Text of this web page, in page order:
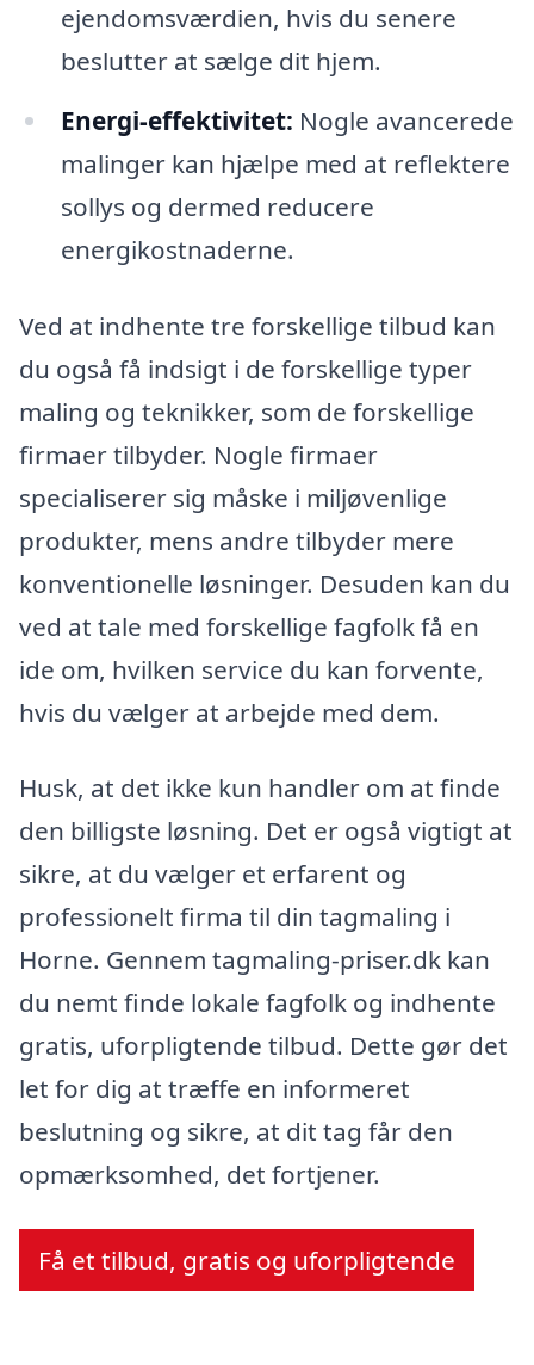
ejendomsværdien, hvis du senere
beslutter at sælge dit hjem.
Energi-effektivitet: Nogle avancerede
malinger kan hjælpe med at reflektere
sollys og dermed reducere
energikostnaderne.
Ved at indhente tre forskellige tilbud kan
du også få indsigt i de forskellige typer
maling og teknikker, som de forskellige
firmaer tilbyder. Nogle firmaer
specialiserer sig måske i miljøvenlige
produkter, mens andre tilbyder mere
konventionelle løsninger. Desuden kan du
ved at tale med forskellige fagfolk få en
ide om, hvilken service du kan forvente,
hvis du vælger at arbejde med dem.
Husk, at det ikke kun handler om at finde
den billigste løsning. Det er også vigtigt at
sikre, at du vælger et erfarent og
professionelt firma til din tagmaling i
Horne. Gennem tagmaling-priser.dk kan
du nemt finde lokale fagfolk og indhente
gratis, uforpligtende tilbud. Dette gør det
let for dig at træffe en informeret
beslutning og sikre, at dit tag får den
opmærksomhed, det fortjener.
Få et tilbud, gratis og uforpligtende